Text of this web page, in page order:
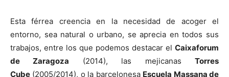
Esta férrea creencia en la necesidad de acoger el
entorno, sea natural o urbano, se aprecia en todos sus
trabajos, entre los que podemos destacar el Caixaforum
de Zaragoza (2014), las mejicanasTorres
Cube (2005/2014), o la barcelonesa Escuela Massana de